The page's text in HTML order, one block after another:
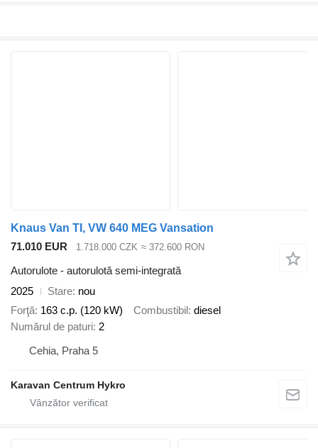
Knaus Van TI, VW 640 MEG Vansation
71.010 EUR
1.718.000 CZK ≈ 372.600 RON
Autorulote - autorulotă semi-integrată
2025
Stare nou
Forţă 163 c.p. (120 kW) Combustibil diesel
Numărul de paturi 2
Cehia, Praha 5
Karavan Centrum Hykro